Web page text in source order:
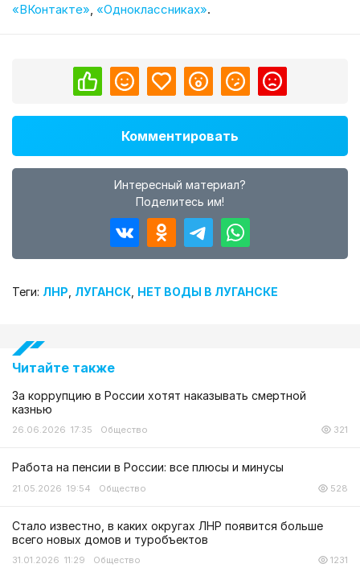
«ВКонтакте», «Одноклассниках».
Комментировать
Интересный материал?
Поделитесь им!
Теги: ЛНР ЛУГАНСК НЕТ ВОДЫ В ЛУГАНСКЕ
Читайте также
За коррупцию в России хотят наказывать смертной
казнью
26.06.2026 17:35 Общество 321
Работа на пенсии в России: все плюсы и минусы
21.05.2026 19:54 Общество 528
Стало известно, в каких округах ЛНР появится больше
всего новых домов и туробъектов
31.01.2026 11:29 Общество 1231